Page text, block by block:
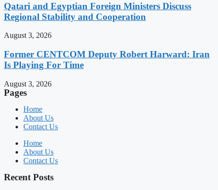
Qatari and Egyptian Foreign Ministers Discuss
Regional Stability and Cooperation
August 3, 2026
Former CENTCOM Deputy Robert Harward: Iran
Is Playing For Time
August 3, 2026
Pages
Home
About Us
Contact Us
Home
About Us
Contact Us
Recent Posts